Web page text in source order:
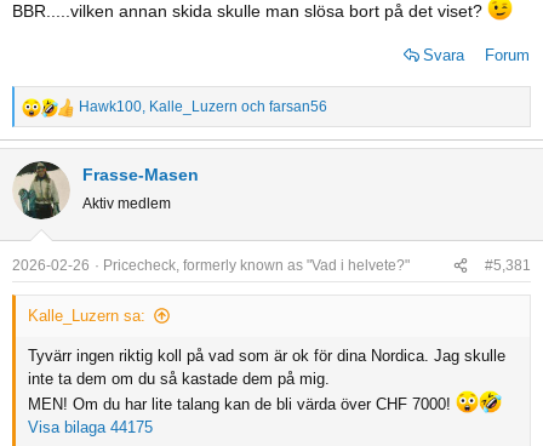
BBR.....vilken annan skida skulle man slösa bort på det viset?
Svara Forum
R
e
a
c
t
i
o
n
Hawk100, Kalle_Luzern och farsan56
Frasse-Masen
Aktiv medlem
2026-02-26 Pricecheck, formerly known as "Vad i helvete?" #5,381
Kalle_Luzern sa:
Tyvärr ingen riktig koll på vad som är ok för dina Nordica. Jag skulle
inte ta dem om du så kastade dem på mig.
MEN! Om du har lite talang kan de bli värda över CHF 7000!
Visa bilaga 44175